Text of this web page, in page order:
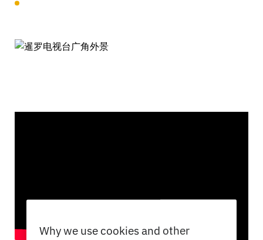
大型超市和杂货店
专业零售
商品陈列安全
说明指南
Why we use cookies and other